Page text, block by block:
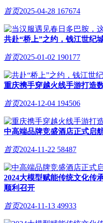
首页2025-04-28 167674
共赴“桥上”之约，钱江世纪
首页2025-01-02 190177
重庆携手穿越火线手游打造
首页2024-12-04 194506
中高端品牌竞盛酒店正式启
首页2024-11-22 58487
2024大模型赋能传统文化传
顺利召开
首页2024-11-13 49933